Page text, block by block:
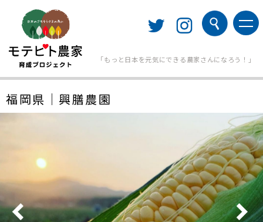
「もっと日本を元気にできる農家さんになろう！」
福岡県｜興膳農園